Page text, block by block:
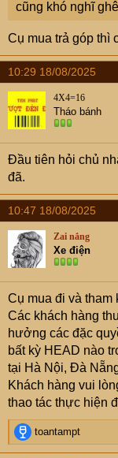
cũng khó nghĩ ghê
Cụ mua trả góp thì
10:29 18/08/2025
4X4=16
Tháo bánh
Đầu tiên hỏi chủ
đã.
10:47 18/08/2025
Zai nắng
Xe điện
Cụ mua đi và tham
Các khách hàng
hưởng các đặc
bất kỳ HEAD nào
tại Hà Nội, Đà
Khách hàng vui
thao tác thực hiện
R
e
toantampt